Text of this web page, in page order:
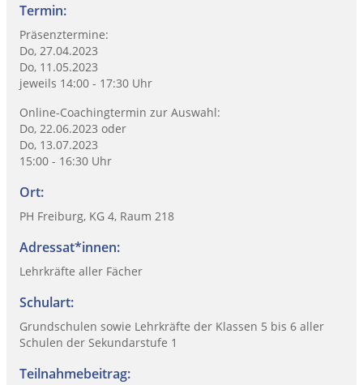
Termin:
Präsenztermine:
Do, 27.04.2023
Do, 11.05.2023
jeweils 14:00 - 17:30 Uhr
Online-Coachingtermin zur Auswahl:
Do, 22.06.2023 oder
Do, 13.07.2023
15:00 - 16:30 Uhr
Ort:
PH Freiburg, KG 4, Raum 218
Adressat*innen:
Lehrkräfte aller Fächer
Schulart:
Grundschulen sowie Lehrkräfte der Klassen 5 bis 6 aller
Schulen der Sekundarstufe 1
Teilnahmebeitrag: